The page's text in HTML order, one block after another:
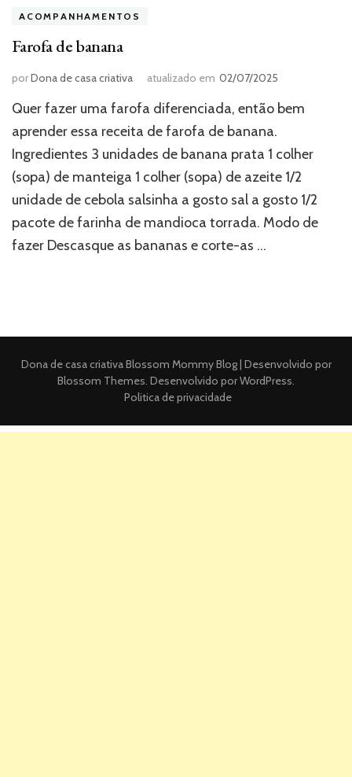
ACOMPANHAMENTOS
Farofa de banana
porDona de casa criativa atualizado em 02/07/2025
Quer fazer uma farofa diferenciada, então bem
aprender essa receita de farofa de banana.
Ingredientes 3 unidades de banana prata 1 colher
(sopa) de manteiga 1 colher (sopa) de azeite 1/2
unidade de cebola salsinha a gosto sal a gosto 1/2
pacote de farinha de mandioca torrada. Modo de
fazer Descasque as bananas e corte-as …
Dona de casa criativaBlossom Mommy Blog | Desenvolvido por
Blossom Themes. Desenvolvido porWordPress.
Politica de privacidade